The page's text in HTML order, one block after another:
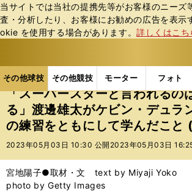
当サイトでは当社の提携先等がお客様のニーズ
査・分析したり、お客様にお勧めの広告を表⽰
okie を使⽤する場合があります。詳しくはこち
その他球技 その他競技 モーター フォト
ス
ポ
ル
テ
ー
バ
その他球技の記事一覧 バスケット
「スーパースターと言われるの
る」渡邊雄太がケビン・デュラ
の練習をともにして学んだこと
2023年05月03日 10:30 公開 2023年05月03日
宮地陽子●取材・文 text by Miyaji Yoko
photo by Getty Images